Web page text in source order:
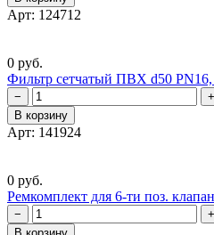
Арт: 124712
0 руб.
Фильтр сетчатый ПВХ d50
−
+
В корзину
Арт: 141924
0 руб.
Ремкомплект для 6-ти поз.
−
+